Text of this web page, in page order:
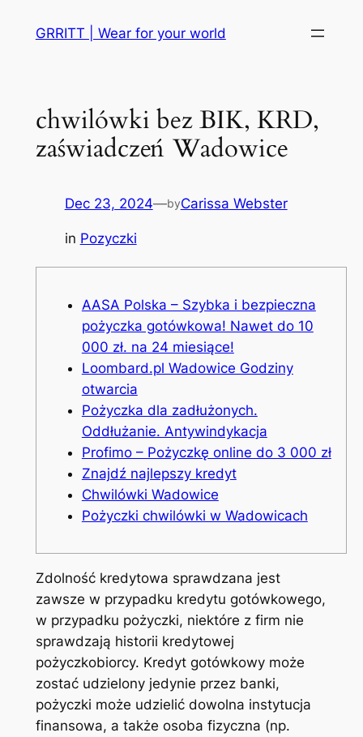
GRRITT | Wear for your world
chwilówki bez BIK, KRD,
zaświadczeń Wadowice
Dec 23, 2024—byCarissa Webster
in Pozyczki
AASA Polska – Szybka i bezpieczna
pożyczka gotówkowa! Nawet do 10
000 zł. na 24 miesiące!
Loombard.pl Wadowice Godziny
otwarcia
Pożyczka dla zadłużonych.
Oddłużanie. Antywindykacja
Profimo – Pożyczkę online do 3 000 zł
Znajdź najlepszy kredyt
Chwilówki Wadowice
Pożyczki chwilówki w Wadowicach
Zdolność kredytowa sprawdzana jest
zawsze w przypadku kredytu gotówkowego,
w przypadku pożyczki, niektóre z firm nie
sprawdzają historii kredytowej
pożyczkobiorcy. Kredyt gotówkowy może
zostać udzielony jedynie przez banki,
pożyczki może udzielić dowolna instytucja
finansowa, a także osoba fizyczna (np.